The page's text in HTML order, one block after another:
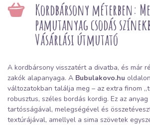
Kordbársony méterben:
pamutanyag csodás
Vásárlási útmutató
A kordbársony visszatért a divatba, és már
zakók alapanyaga. A Bubulakovo.hu
változatokban találja meg – az extra finom
robusztus, széles bordás kordig. Ez az
tartósságával, melegségével és
textúrájával, amellyel a sima szövetek